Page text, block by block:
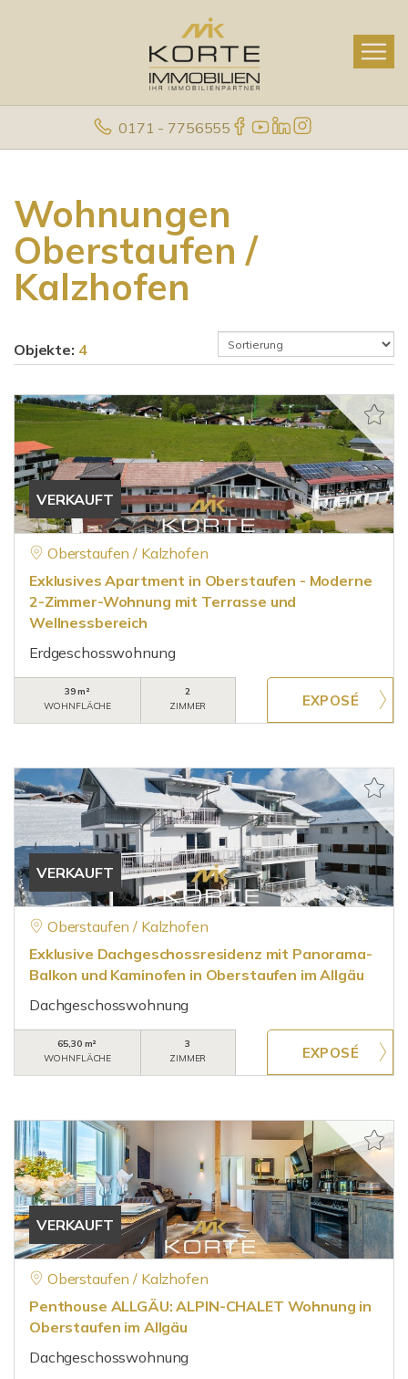
0171 - 7756555
Wohnungen
Oberstaufen /
Kalzhofen
Objekte: 4
VERKAUFT
Oberstaufen / Kalzhofen
Exklusives Apartment in Oberstaufen - Moderne
2-Zimmer-Wohnung mit Terrasse und
Wellnessbereich
Erdgeschosswohnung
39 m²
WOHNFLÄCHE
2
ZIMMER
VERKAUFT
Oberstaufen / Kalzhofen
Exklusive Dachgeschossresidenz mit Panorama-
Balkon und Kaminofen in Oberstaufen im Allgäu
Dachgeschosswohnung
65,30 m²
WOHNFLÄCHE
3
ZIMMER
VERKAUFT
Oberstaufen / Kalzhofen
Penthouse ALLGÄU: ALPIN-CHALET Wohnung in
Oberstaufen im Allgäu
Dachgeschosswohnung